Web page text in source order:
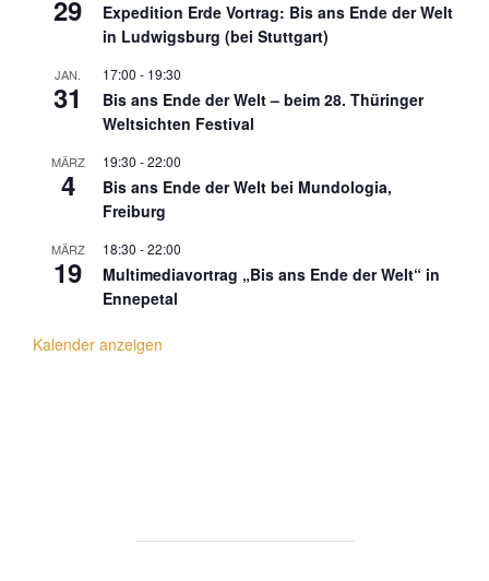
29
Expedition Erde Vortrag: Bis ans Ende der Welt
in Ludwigsburg (bei Stuttgart)
JAN.
31
17:00 - 19:30
Bis ans Ende der Welt – beim 28. Thüringer
Weltsichten Festival
MÄRZ
4
19:30 -22:00
Bis ans Ende der Welt bei Mundologia,
Freiburg
MÄRZ
19
18:30 -22:00
Multimediavortrag „Bis ans Ende der Welt“ in
Ennepetal
Kalender anzeigen